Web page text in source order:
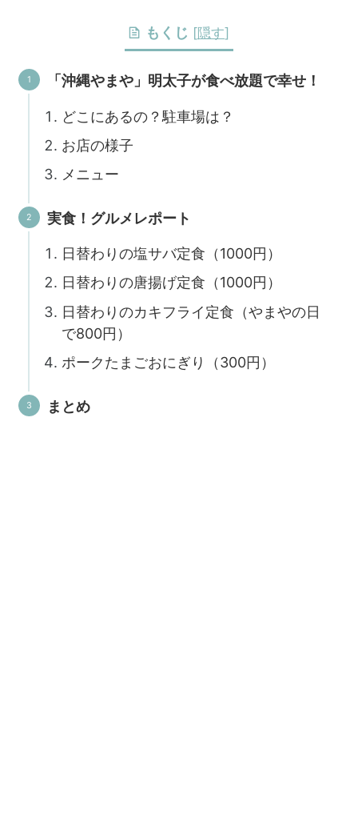
もくじ [隠す]
「沖縄やまや」明太子が食べ放題で幸せ！
どこにあるの？駐車場は？
お店の様子
メニュー
実食！グルメレポート
日替わりの塩サバ定食（1000円）
日替わりの唐揚げ定食（1000円）
日替わりのカキフライ定食（やまやの日
で800円）
ポークたまごおにぎり（300円）
まとめ